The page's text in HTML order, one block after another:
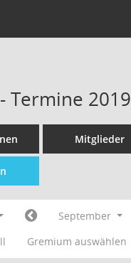
Termine 2019
Mitglieder
September
Gremium auswählen